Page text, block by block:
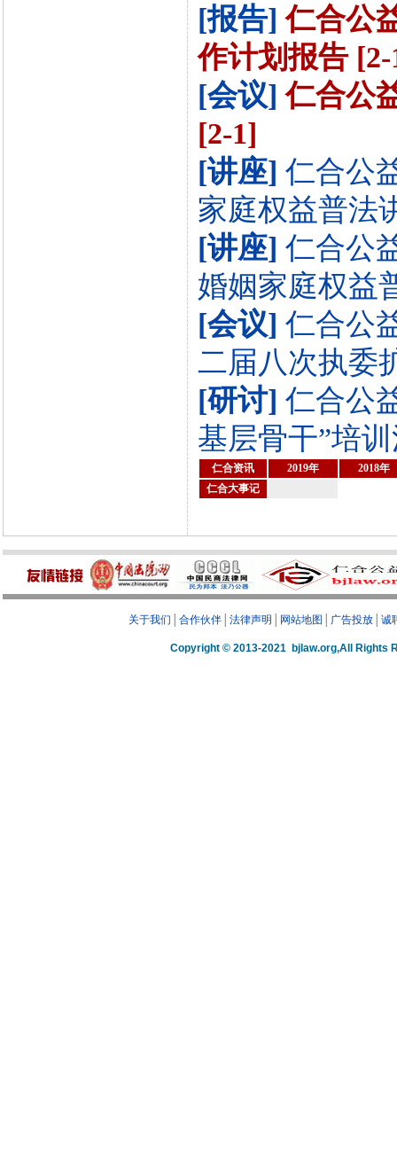
[报告] 仁合公
作计划报告 [2-
[会议] 仁合公
[2-1]
[讲座] 仁合公
家庭权益普法
[讲座] 仁合公
婚姻家庭权益
[会议] 仁合公
二届八次执委
[研讨] 仁合公
基层骨干”培
仁合资讯 2019年
2018年
仁合大事记
关于我们 合作伙伴 法律声明 网站地图 广告投放 诚
Copyright © 2013-2021 bjlaw.org,All Rights